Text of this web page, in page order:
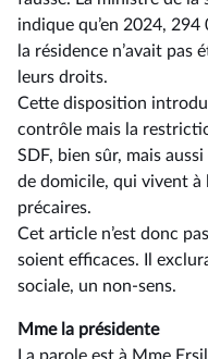
indique qu’en 2024,
la résidence n’avait pas
leurs droits.
Cette disposition
contrôle mais la
SDF, bien sûr, mais
de domicile, qui vivent à
précaires.
Cet article n’est donc
soient efficaces. Il
sociale, un non-sens.
Mme la présidente